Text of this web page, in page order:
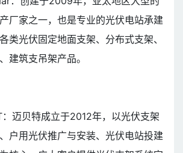
厂家之一，也是专业的光伏电站承建
类光伏固定地面支架、分布式支架、
建筑支吊架产品。
：迈贝特成立于2012年，以光伏支架
户用光伏推广与安装、光伏电站投建